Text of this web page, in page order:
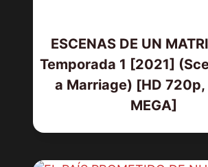
ESCENAS DE UN
Temporada 1 [2021]
a Marriage) [HD 720p,
MEGA]